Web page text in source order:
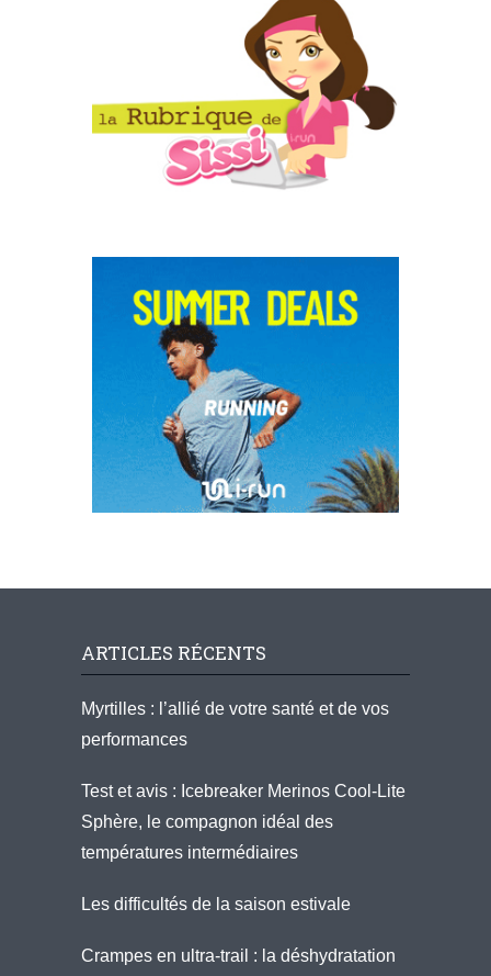
ARTICLES RÉCENTS
Myrtilles : l’allié de votre santé et de vos
performances
Test et avis : Icebreaker Merinos Cool-Lite
Sphère, le compagnon idéal des
températures intermédiaires
Les difficultés de la saison estivale
Crampes en ultra-trail : la déshydratation